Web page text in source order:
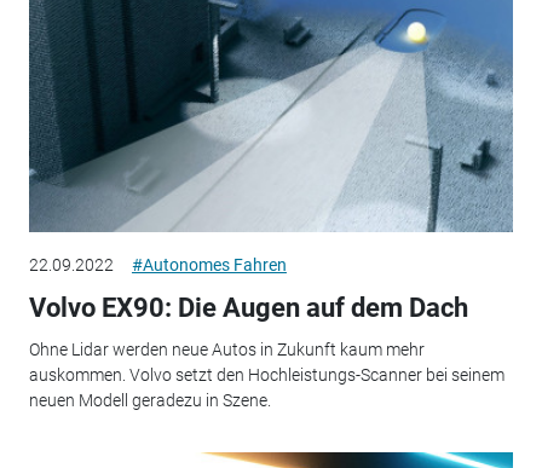
22.09.2022 #Autonomes Fahren
Volvo EX90: Die Augen auf dem Dach
Ohne Lidar werden neue Autos in Zukunft kaum mehr
auskommen. Volvo setzt den Hochleistungs-Scanner bei seinem
neuen Modell geradezu in Szene.